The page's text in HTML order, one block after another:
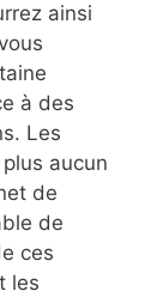
ainsi
à des
Les
aucun
de
de
ces
les